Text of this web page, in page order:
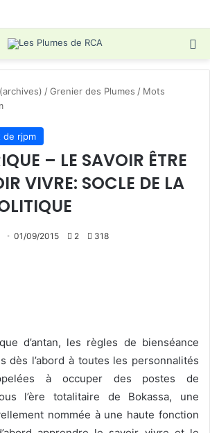
/Grenier des Plumes / Mots
de rjpm
– LE SAVOIR ÊTRE
VIVRE: SOCLE DE LA
Envoyer01/09/2015 2 318
d’antan, les règles de bienséance
dès l’abord à toutes les personnalités
à occuperdes postes de
l’ère totalitaire de Bokassa, une
nommée à une haute fonction